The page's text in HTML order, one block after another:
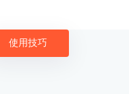
使用技巧